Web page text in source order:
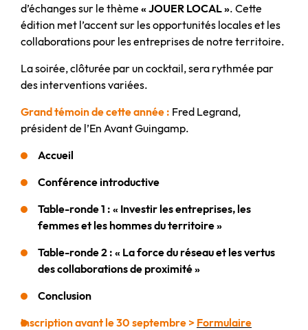
d’échanges sur le thème « JOUER LOCAL ». Cette
édition met l’accent sur les opportunités locales et les
collaborations pour les entreprises de notre territoire.
La soirée, clôturée par un cocktail, sera rythmée par
des interventions variées.
Grand témoin de cette année : Fred Legrand,
président de l’En Avant Guingamp.
Accueil
Conférence introductive
Table-ronde 1 : « Investir les entreprises, les
femmes et les hommes du territoire »
Table-ronde 2 : « La force du réseau et les vertus
des collaborations de proximité »
Conclusion
Inscription avant le 30 septembre > Formulaire